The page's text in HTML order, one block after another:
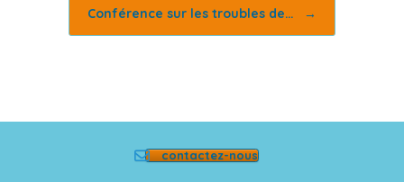
Conférence sur les troubles de… →
contactez-nous